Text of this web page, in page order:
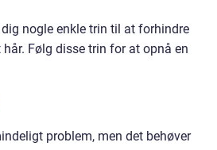
nogle enkle trin til at forhindre
Følg disse trin for at opnå en
problem, men det behøver